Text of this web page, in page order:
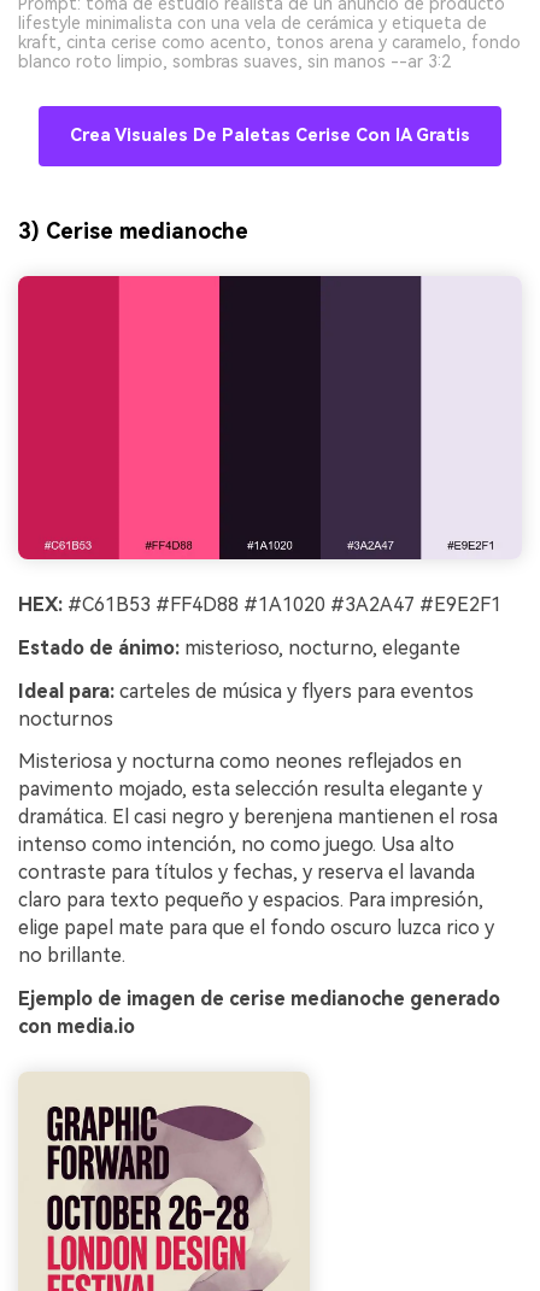
lifestyle minimalista con una vela de cerámica y etiqueta de
kraft, cinta cerise como acento, tonos arena y caramelo, fondo
blanco roto limpio, sombras suaves, sin manos --ar 3:2
Crea Visuales De Paletas Cerise Con IA Gratis
3) Cerise medianoche
HEX: #C61B53 #FF4D88 #1A1020 #3A2A47 #E9E2F1
Estado de ánimo: misterioso, nocturno, elegante
Ideal para: carteles de música y flyers para eventos
nocturnos
Misteriosa y nocturna como neones reflejados en
pavimento mojado, esta selección resulta elegante y
dramática. El casi negro y berenjena mantienen el rosa
intenso como intención, no como juego. Usa alto
contraste para títulos y fechas, y reserva el lavanda
claro para texto pequeño y espacios. Para impresión,
elige papel mate para que el fondo oscuro luzca rico y
no brillante.
Ejemplo de imagen de cerise medianoche generado
con media.io